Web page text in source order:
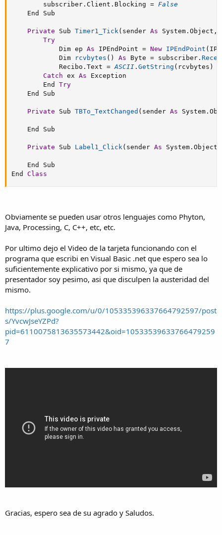
        subscriber
. Client . Blocking = False
    End Sub
Private Sub Timer1_Tick( sender As System . Object ,
Try
            Dim ep
As IPEndPoint = New IPEndPoint (
            Dim
rcvbytes ( ) As Byte = subscriber .
            Recibo
. Text = ASCII . GetString ( rcvbytes )
Catch ex As Exception
        End
Try
    End Sub
Private Sub TBTo_TextChanged ( sender As System .
    End Sub
Private Sub Label1_Click( sender As System . Object
    End Sub
End Class
Obviamente se pueden usar otros lenguajes como Phyton,
Java, Processing, C, C++, etc, etc.
Por ultimo dejo el Video de la tarjeta funcionando con el
programa que escribi en Visual Basic .net que espero sea lo
suficientemente explicativo por si mismo, ya que de
presentador soy pesimo, asi que disculpen la austeridad del
mismo.
https://plus.google.com/u/0/105335396337664792597/post
s/YvcwJseYZPd?
pid=6110075813635573442&oid=10533539633766479259
7
Gracias, espero sea de su agrado y Saludos.